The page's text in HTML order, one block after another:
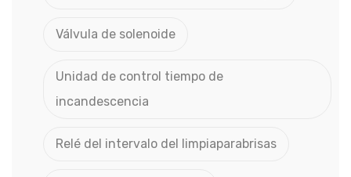
Válvula de solenoide
Unidad de control tiempo de
incandescencia
Relé del intervalo del limpiaparabrisas